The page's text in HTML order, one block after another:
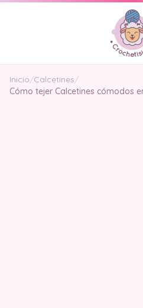
Inicio/Calcetines/
Cómo tejer Calcetines cómodos